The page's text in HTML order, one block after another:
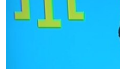
SÜRET
BLOGLAR